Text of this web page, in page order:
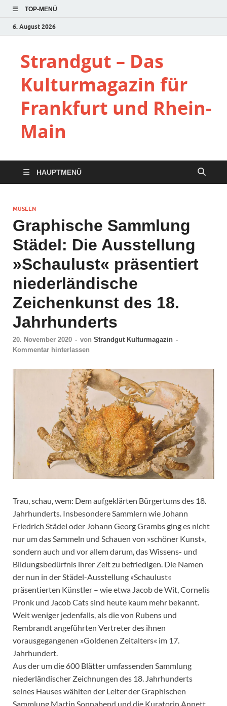
TOP-MENÜ
6. August 2026
Strandgut – Das
Kulturmagazin für
Frankfurt und Rhein-
Main
HAUPTMENÜ
MUSEEN
Graphische Sammlung
Städel: Die Ausstellung
»Schaulust« präsentiert
niederländische
Zeichenkunst des 18.
Jahrhunderts
20. November 2020 - von Strandgut Kulturmagazin -
Kommentar hinterlassen
Trau, schau, wem: Dem aufgeklärten Bürgertums des 18.
Jahrhunderts. Insbesondere Sammlern wie Johann
Friedrich Städel oder Johann Georg Grambs ging es nicht
nur um das Sammeln und Schauen von »schöner Kunst«,
sondern auch und vor allem darum, das Wissens- und
Bildungsbedürfnis ihrer Zeit zu befriedigen. Die Namen
der nun in der Städel-Ausstellung »Schaulust«
präsentierten Künstler – wie etwa Jacob de Wit, Cornelis
Pronk und Jacob Cats sind heute kaum mehr bekannt.
Weit weniger jedenfalls, als die von Rubens und
Rembrandt angeführten Vertreter des ihnen
vorausgegangenen »Goldenen Zeitalters« im 17.
Jahrhundert.
Aus der um die 600 Blätter umfassenden Sammlung
niederländischer Zeichnungen des 18. Jahrhunderts
seines Hauses wählten der Leiter der Graphischen
Sammlung Martin Sonnabend und die Kuratorin Annett